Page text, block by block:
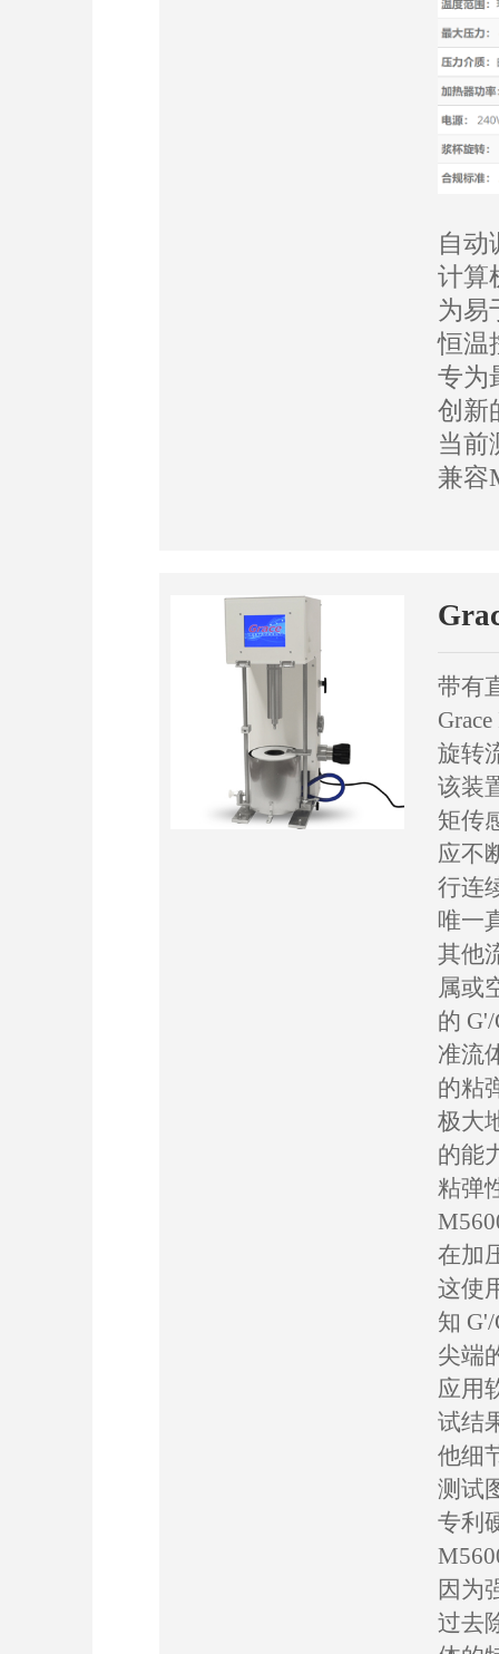
自动
计算
为易
恒温
专为
创新
当前
兼容
带有
旋转
该装
矩传
应不
行连
唯一
其他
属或
的
准流
的粘
极大
的能
粘弹
在加
这使
知
尖端
应用
试结
他细
测试
专利
因为
过去